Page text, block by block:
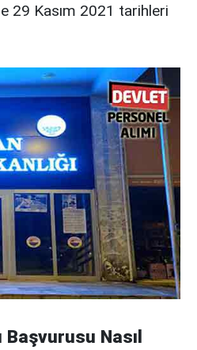
29 Kasım 2021 tarihleri
Nasıl